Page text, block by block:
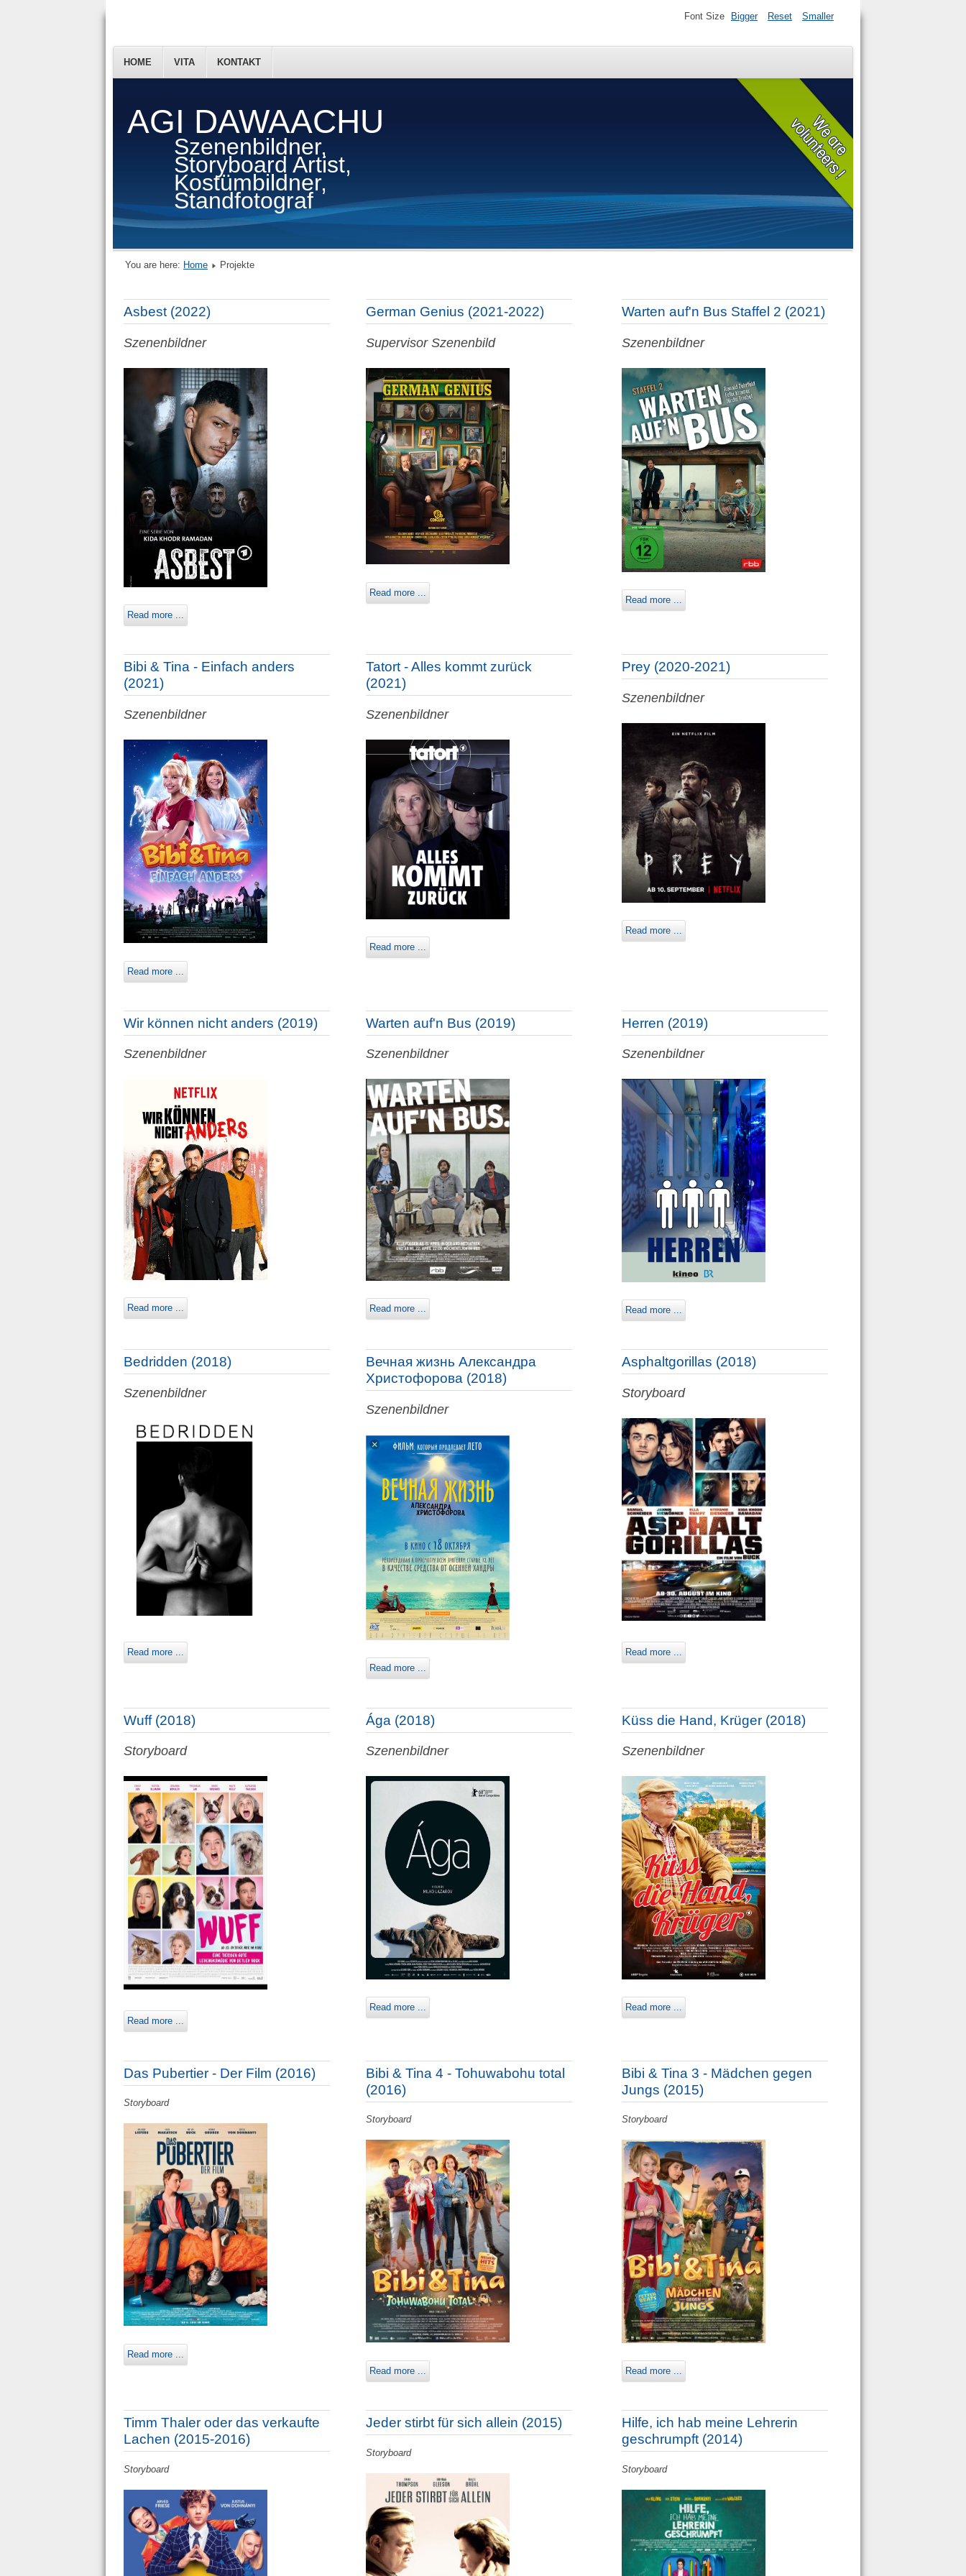
AGI DAWAACHU
Szenenbildner,
Storyboard Artist,
Kostümbildner,
Standfotograf
HOME VITA KONTAKT
Font Size Bigger Reset Smaller
You are here: Home Projekte
Asbest (2022)
Szenenbildner
Read more ...
German Genius (2021-2022)
Supervisor Szenenbild
Read more ...
Warten auf'n Bus Staffel 2 (2021)
Szenenbildner
Read more ...
Bibi & Tina - Einfach anders
(2021)
Szenenbildner
Read more ...
Tatort - Alles kommt zurück
(2021)
Szenenbildner
Read more ...
Prey (2020-2021)
Szenenbildner
Read more ...
Wir können nicht anders (2019)
Szenenbildner
Read more ...
Warten auf'n Bus (2019)
Szenenbildner
Read more ...
Herren (2019)
Szenenbildner
Read more ...
Bedridden (2018)
Szenenbildner
Read more ...
Вечная жизнь Александра
Христофорова (2018)
Szenenbildner
Read more ...
Asphaltgorillas (2018)
Storyboard
Read more ...
Wuff (2018)
Storyboard
Read more ...
Ága (2018)
Szenenbildner
Read more ...
Küss die Hand, Krüger (2018)
Szenenbildner
Read more ...
Das Pubertier - Der Film (2016)
Storyboard
Read more ...
Bibi & Tina 4 - Tohuwabohu total
(2016)
Storyboard
Read more ...
Bibi & Tina 3 - Mädchen gegen
Jungs (2015)
Storyboard
Read more ...
Timm Thaler oder das verkaufte
Lachen (2015-2016)
Storyboard
Jeder stirbt für sich allein (2015)
Storyboard
Hilfe, ich hab meine Lehrerin
geschrumpft (2014)
Storyboard